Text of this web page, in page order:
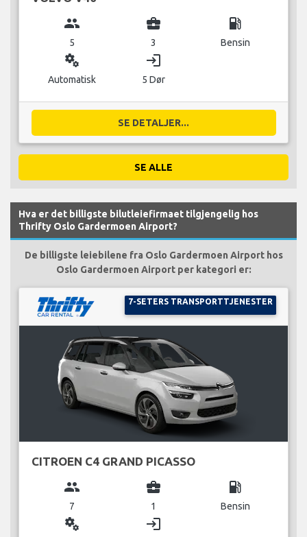
group
5
business_center
3
local_gas_station
Bensin
miscellaneous_services
Automatisk
login
5 Dør
SE DETALJER...
SE ALLE
Hva er det billigste bilutleiefirmaet tilgjengelig hos
Thrifty Oslo Gardermoen Airport?
De billigste leiebilene fra Oslo Gardermoen Airport hos
Oslo Gardermoen Airport per kategori er:
7-SETERS TRANSPORTTJENESTER
CITROEN C4 GRAND PICASSO
group
7
business_center
1
local_gas_station
Bensin
miscellaneous_services login